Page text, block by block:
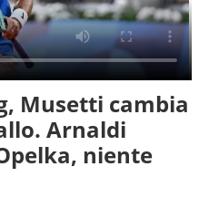
Musetti cambia
Arnaldi
niente